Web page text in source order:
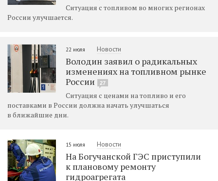
Ситуация с топливом во многих регионах
России улучшается.
22 июля Новости
Володин заявил о радикальных
изменениях на топливном рынке
России
27
Ситуация с ценами на топливо и его
поставками в России должна начать улучшаться
в ближайшие дни.
15 июля Новости
На Богучанской ГЭС приступили
к плановому ремонту
гидроагрегата